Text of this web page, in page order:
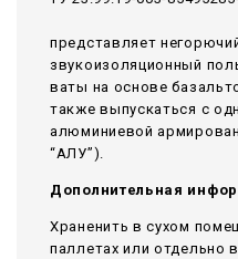
представляет
звукоизоляционный
ваты на основе
также выпускаться с
алюминиевой
“АЛУ”).
Дополнительная
Храненить в сухом
паллетах или отдельно